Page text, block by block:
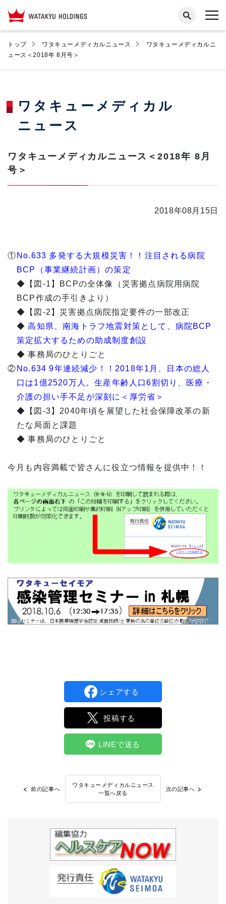
トップ ワタキューメディカルニュース
ワタキューメディカルニ
ュース＜2018年 8月号＞
ワタキューメディカル
ニュース
ワタキューメディカルニュース＜2018年 8月
号＞
2018年08月15日
① No.633 多発する大規模災害！！注目される病院
BCP（事業継続計画）の策定
◆【図-1】BCPの全体像（災害拠点病院用病院
BCP作成の手引きより）
◆【図-2】災害拠点病院指定要件の一部改正
◆高知県、南海トラフ地震対策として、病院BCP
策定拡大するための助成制度創設
◆ 事務局のひとりごと
② No.634 9年連続減少！！2018年1月、日本の総人
口は1億2520万人。生産年齢人口6割切り、医療・
介護の担い手不足が深刻に＜厚労省＞
◆【図-3】2040年頃を展望した社会保障改革の新
たな局面と課題
◆ 事務局のひとりごと
今月も内容満載で皆さんに役立つ情報を提供中！！
シェアする
投稿する
LINEで送る
前の記事へ
ワタキューメディカルニュース
一覧へ戻る
次の記事へ